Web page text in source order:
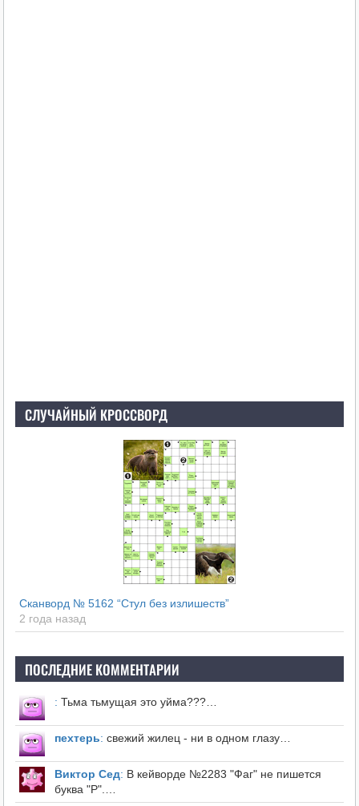
СЛУЧАЙНЫЙ КРОССВОРД
Сканворд № 5162 “Стул без излишеств”
2 года назад
ПОСЛЕДНИЕ КОММЕНТАРИИ
: Тьма тьмущая это уйма???…
пехтерь: свежий жилец - ни в одном глазу…
Виктор Сед: В кейворде №2283 "Фаг" не пишется
буква "Р".…